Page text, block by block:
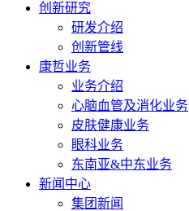
创新研究
研发介绍
创新管线
康哲业务
业务介绍
心脑血管及消化业务
皮肤健康业务
眼科业务
东南亚&中东业务
新闻中心
集团新闻